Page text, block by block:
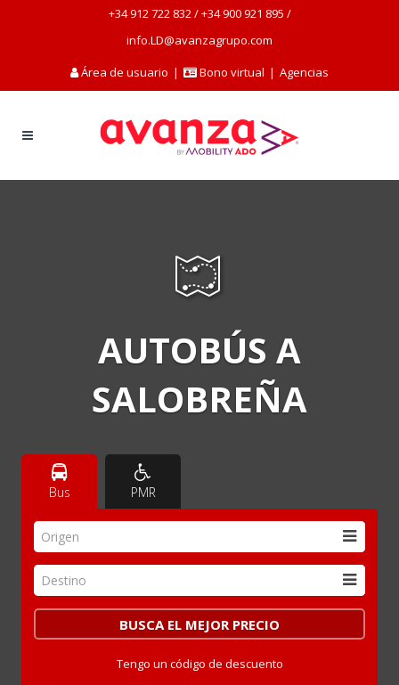
+34 912 722 832/+34 900 921 895 /
info.LD@avanzagrupo.com
Área de usuario | Bono virtual | Agencias
AUTOBÚS A
SALOBREÑA
Bus PMR
Origen
Destino
Tengo un código de descuento